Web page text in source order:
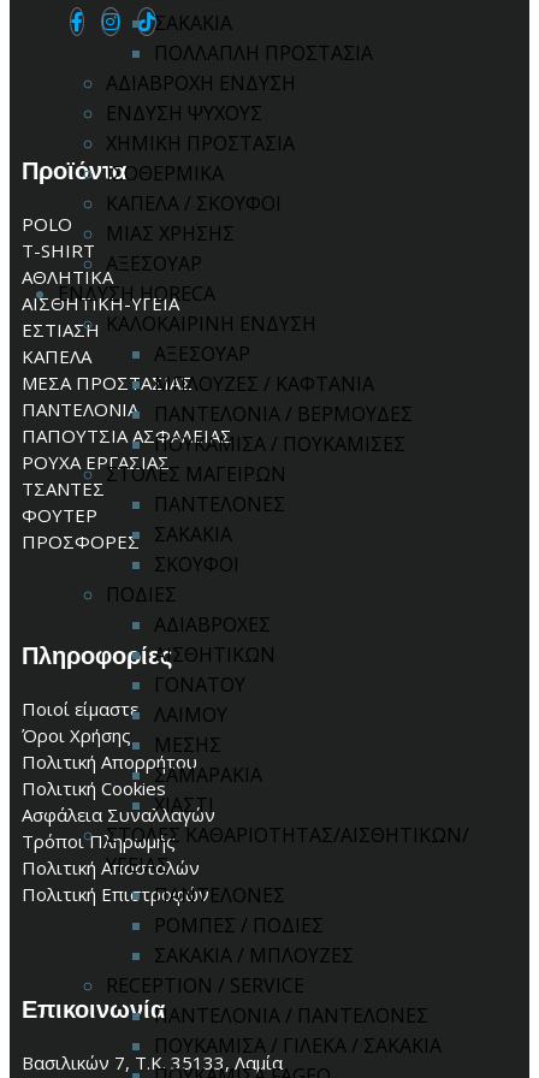
ΣΑΚΑΚΙΑ
ΠΟΛΛΑΠΛΗ ΠΡΟΣΤΑΣΙΑ
ΑΔΙΑΒΡΟΧΗ ΕΝΔΥΣΗ
ΕΝΔΥΣΗ ΨΥΧΟΥΣ
ΧΗΜΙΚΗ ΠΡΟΣΤΑΣΙΑ
ΙΣΟΘΕΡΜΙΚΑ
ΚΑΠΕΛΑ / ΣΚΟΥΦΟΙ
ΜΙΑΣ ΧΡΗΣΗΣ
ΑΞΕΣΟΥΑΡ
ΕΝΔΥΣΗ HORECA
ΚΑΛΟΚΑΙΡΙΝΗ ΕΝΔΥΣΗ
ΑΞΕΣΟΥΑΡ
ΜΠΛΟΥΖΕΣ / ΚΑΦΤΑΝΙΑ
ΠΑΝΤΕΛΟΝΙΑ / ΒΕΡΜΟΥΔΕΣ
ΠΟΥΚΑΜΙΣΑ / ΠΟΥΚΑΜΙΣΕΣ
ΣΤΟΛΕΣ ΜΑΓΕΙΡΩΝ
ΠΑΝΤΕΛΟΝΕΣ
ΣΑΚΑΚΙΑ
ΣΚΟΥΦΟΙ
ΠΟΔΙΕΣ
ΑΔΙΑΒΡΟΧΕΣ
ΑΙΣΘΗΤΙΚΩΝ
ΓΟΝΑΤΟΥ
ΛΑΙΜΟΥ
ΜΕΣΗΣ
ΣΑΜΑΡΑΚΙΑ
ΧΙΑΣΤΙ
ΣΤΟΛΕΣ ΚΑΘΑΡΙΟΤΗΤΑΣ/ΑΙΣΘΗΤΙΚΩΝ/
ΥΓΕΙΑΣ
ΠΑΝΤΕΛΟΝΕΣ
ΡΟΜΠΕΣ / ΠΟΔΙΕΣ
ΣΑΚΑΚΙΑ / ΜΠΛΟΥΖΕΣ
RECEPTION / SERVICE
ΠΑΝΤΕΛΟΝΙΑ / ΠΑΝΤΕΛΟΝΕΣ
ΠΟΥΚΑΜΙΣΑ / ΓΙΛΕΚΑ / ΣΑΚΑΚΙΑ
Προϊόντα
POLO
T-SHIRT
ΑΘΛΗΤΙΚΑ
ΑΙΣΘΗΤΙΚΗ-ΥΓΕΙΑ
ΕΣΤΙΑΣΗ
ΚΑΠΕΛΑ
ΜΕΣΑ ΠΡΟΣΤΑΣΙΑΣ
ΠΑΝΤΕΛΟΝΙΑ
ΠΑΠΟΥΤΣΙΑ ΑΣΦΑΛΕΙΑΣ
ΡΟΥΧΑ ΕΡΓΑΣΙΑΣ
ΤΣΑΝΤΕΣ
ΦΟΥΤΕΡ
ΠΡΟΣΦΟΡΕΣ
Πληροφορίες
Ποιοί είμαστε
Όροι Χρήσης
Πολιτική Απορρήτου
Πολιτική Cookies
Ασφάλεια Συναλλαγών
Τρόποι Πληρωμής
Πολιτική Αποστολών
Πολιτική Επιστροφών
Επικοινωνία
Βασιλικών 7, Τ.Κ. 35133, Λαμία